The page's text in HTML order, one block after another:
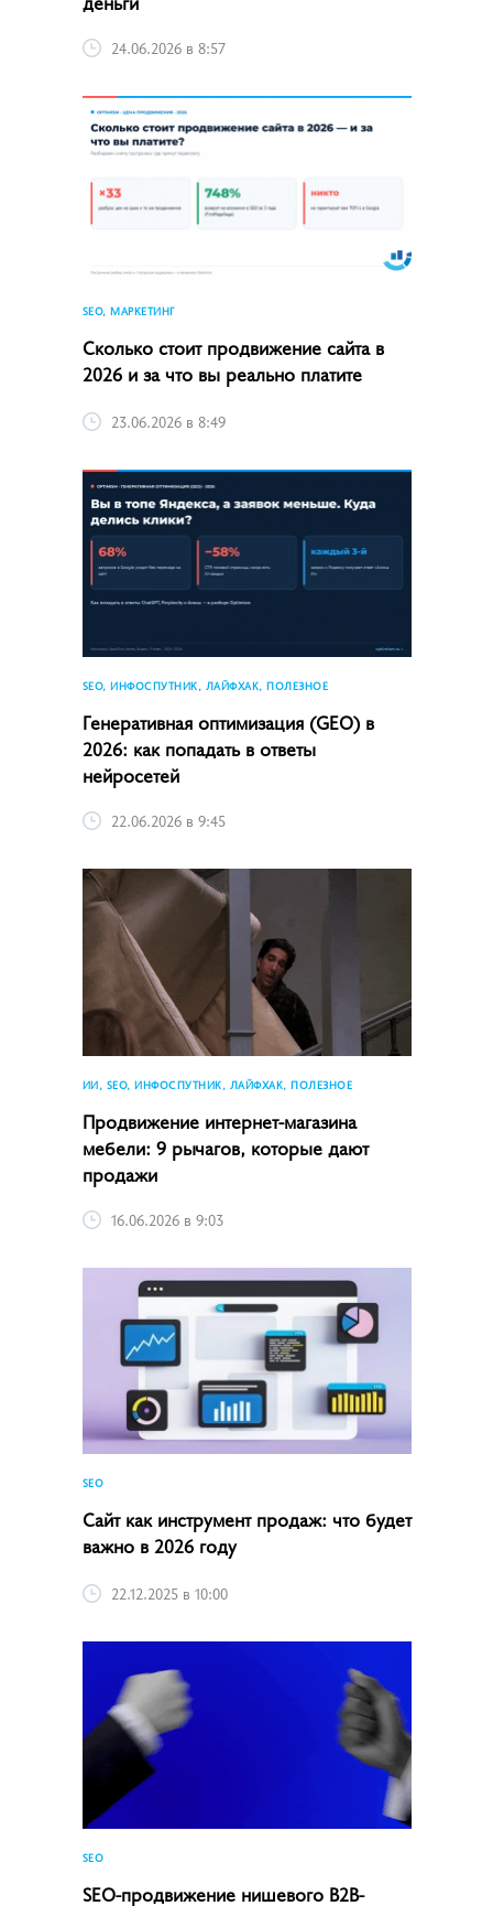
24.06.2026 в 8:57
SEO, МАРКЕТИНГ
Сколько стоит продвижение сайта в
2026 и за что вы реально платите
23.06.2026 в 8:49
SEO, ИНФОСПУТНИК, ЛАЙФХАК, ПОЛЕЗНОЕ
Генеративная оптимизация (GEO) в
2026: как попадать в ответы
нейросетей
22.06.2026 в 9:45
ИИ, SEO, ИНФОСПУТНИК, ЛАЙФХАК, ПОЛЕЗНОЕ
Продвижение интернет-магазина
мебели: 9 рычагов, которые дают
продажи
16.06.2026 в 9:03
SEO
Сайт как инструмент продаж: что будет
важно в 2026 году
22.12.2025 в 10:00
SEO
SEO-продвижение нишевого B2B-